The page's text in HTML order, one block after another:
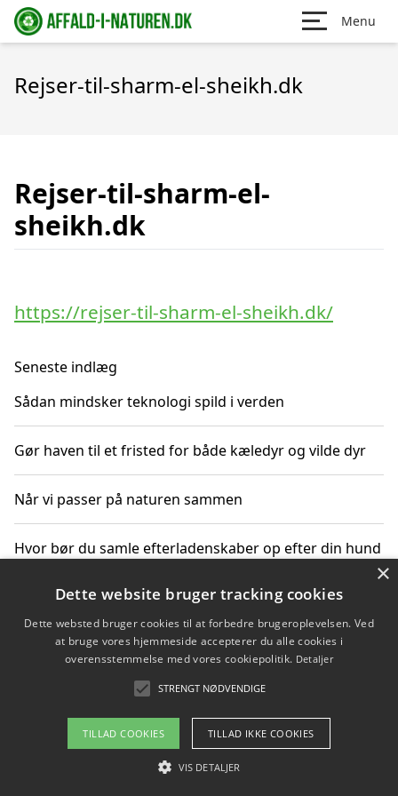
Menu
Rejser-til-sharm-el-sheikh.dk
Rejser-til-sharm-el-
sheikh.dk
https://rejser-til-sharm-el-sheikh.dk/
Seneste indlæg
Sådan mindsker teknologi spild i verden
Gør haven til et fristed for både kæledyr og vilde dyr
Når vi passer på naturen sammen
Hvor bør du samle efterladenskaber op efter din hund
Sådan rydder du effektivt op efter et stort event
Copyright 2026 - Pilanto Aps
Om / kontakt
Blog Betingelser
×
Dette website bruger tracking cookies
Dette websted bruger cookies til at forbedre brugeroplevelsen. Ved
at bruge vores hjemmeside accepterer du alle cookies i
overensstemmelse med vores cookiepolitik. Detaljer
STRENGT NØDVENDIGE
TILLAD COOKIES TILLAD IKKE COOKIES
VIS DETALJER